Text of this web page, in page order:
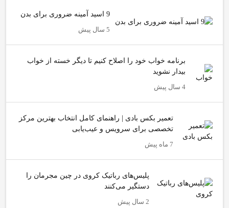
9 اسید آمینه ضروری برای بدن
5 سال پیش
برنامه خواب خود را اصلاح کنیم تا دیگر خسته از خواب
بیدار نشوید
4 سال پیش
تعمیر بکس بادی | راهنمای کامل انتخاب بهترین مرکز
تخصصی برای سرویس و عیب‌یابی
7 ماه پیش
پلیس‌های رباتیک کروی در چین مجرمان را
دستگیر می‌کنند
2 سال پیش